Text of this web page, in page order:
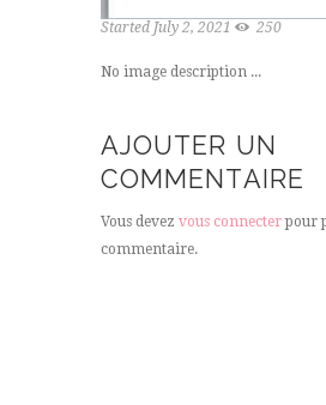
Started July 2, 2021 250
No image description ...
AJOUTER UN
COMMENTAIRE
Vous devez vous connecterpour
commentaire.